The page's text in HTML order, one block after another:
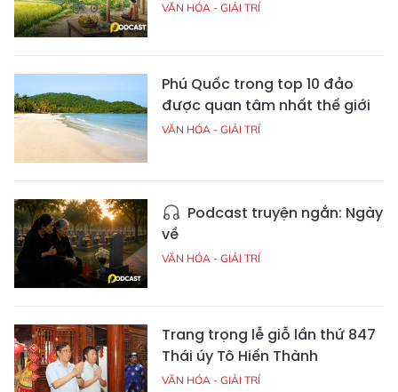
VĂN HÓA - GIẢI TRÍ
Phú Quốc trong top 10 đảo
được quan tâm nhất thế giới
VĂN HÓA - GIẢI TRÍ
Podcast truyện ngắn: Ngày
về
VĂN HÓA - GIẢI TRÍ
Trang trọng lễ giỗ lần thứ 847
Thái úy Tô Hiến Thành
VĂN HÓA - GIẢI TRÍ